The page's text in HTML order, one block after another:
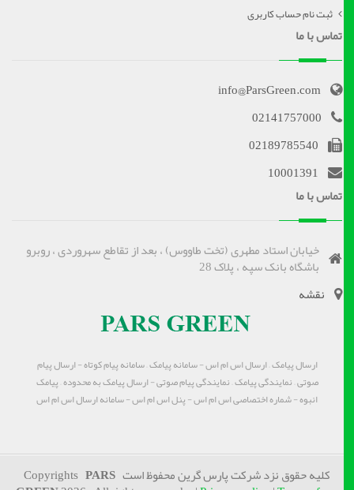
ثبت نام حساب کاربری
تماس با ما
info@ParsGreen.com
02141757000
02189785540
10001391
تماس با ما
خیابان استاد مطهری (تخت طاووس) ، بعد از تقاطع سهروردی ، روبرو
باشگاه بانک سپه ، پلاک 28
نقشه
ارسال پیامک – ارسال اس ام اس - سامانه پیامک – سامانه پیام کوتاه - ارسال پیام
صوتی – نمایندگی پیامک – نمایندگی پیام صوتی - ارسال پیامک به محدوده – پیامک
انبوه - شماره اختصاصی اس ام اس - پنل اس ام اس - سامانه ارسال اس ام اس
کلیه حقوق نزد شرکت پارس گرین محفوظ است CopyrightsPARS